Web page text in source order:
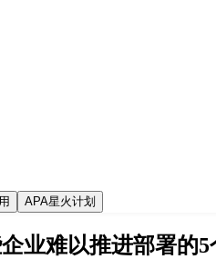
APA星火计划
业难以推进部署的5